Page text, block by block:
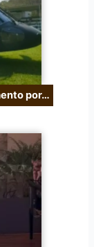
por…